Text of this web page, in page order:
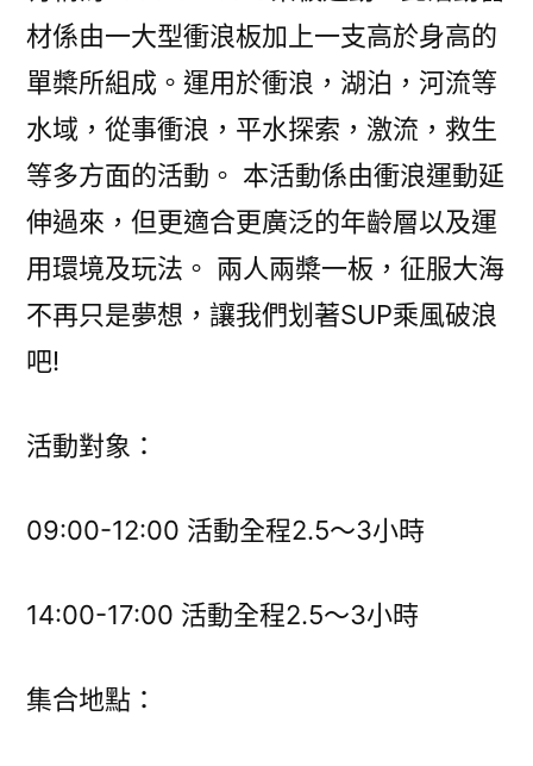
材係由一大型衝浪板加上一支高於身高的
單槳所組成。運用於衝浪，湖泊，河流等
水域，從事衝浪，平水探索，激流，救生
等多方面的活動。 本活動係由衝浪運動延
伸過來，但更適合更廣泛的年齡層以及運
用環境及玩法。 兩人兩槳一板，征服大海
不再只是夢想，讓我們划著SUP乘風破浪
吧!
活動對象：
09:00-12:00 活動全程2.5～3小時
14:00-17:00 活動全程2.5～3小時
集合地點：